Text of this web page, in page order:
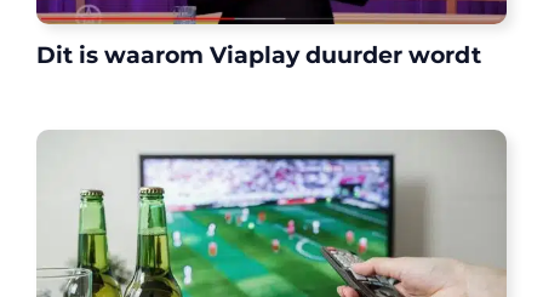
Dit is waarom Viaplay duurder wordt